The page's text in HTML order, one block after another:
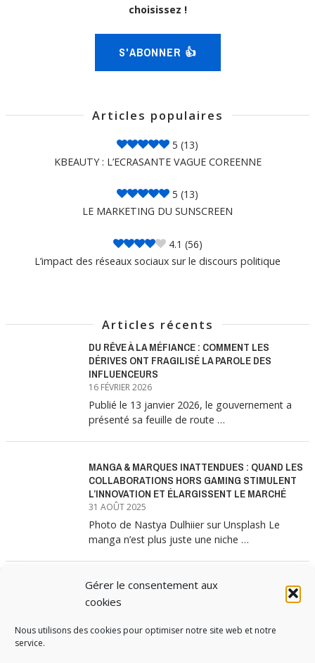
Gérer le consentement aux
cookies
Nous utilisons des cookies pour optimiser notre site web et notre
service.
choisissez !
S'ABONNER 👍
Articles populaires
5 (13)
KBEAUTY : L’ECRASANTE VAGUE COREENNE
5 (13)
LE MARKETING DU SUNSCREEN
4.1 (56)
L’impact des réseaux sociaux sur le discours politique
Articles récents
DU RÊVE À LA MÉFIANCE : COMMENT LES
DÉRIVES ONT FRAGILISÉ LA PAROLE DES
INFLUENCEURS
16 FÉVRIER 2026
Publié le 13 janvier 2026, le gouvernement a
présenté sa feuille de route …
MANGA & MARQUES INATTENDUES : QUAND LES
COLLABORATIONS HORS GAMING STIMULENT
L’INNOVATION ET ÉLARGISSENT LE MARCHÉ
31 AOÛT 2025
Photo de Nastya Dulhiier sur Unsplash Le
manga n’est plus juste une niche …
MANGA & MARQUES : ANATOMIE D’UNE
ALLIANCE MARKETING GAGNANTE
Les interminables files d’attente devant les